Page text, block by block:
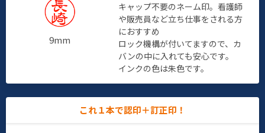
9mm
キャップ不要のネーム印。看護師
や販売員など立ち仕事をされる方
におすすめ
ロック機構が付いてますので、カ
バンの中に入れても安心です。
インクの色は朱色です。
これ１本で認印＋訂正印！